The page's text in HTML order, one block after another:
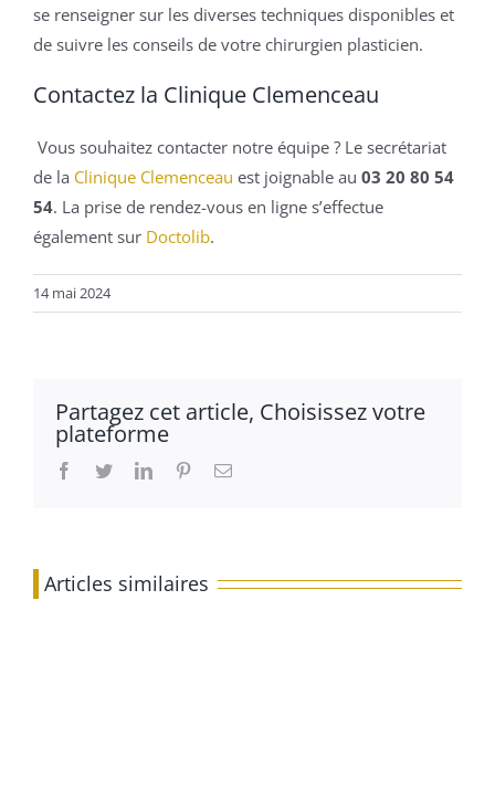
se renseigner sur les diverses techniques disponibles et
de suivre les conseils de votre chirurgien plasticien.
Contactez la Clinique Clemenceau
Vous souhaitez contacter notre équipe ? Le secrétariat
de la Clinique Clemenceau est joignable au 03 20 80 54
54. La prise de rendez-vous en ligne s’effectue
également sur Doctolib.
14 mai 2024
Partagez cet article, Choisissez votre
plateforme
Facebook
TwitterLinkedInPinterestEmail
Articles similaires